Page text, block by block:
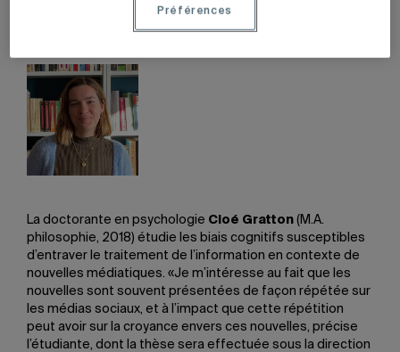
La doctorante en psychologie Cloé Gratton (M.A.
philosophie, 2018) étudie les biais cognitifs susceptibles
d’entraver le traitement de l’information en contexte de
nouvelles médiatiques. «Je m’intéresse au fait que les
nouvelles sont souvent présentées de façon répétée sur
les médias sociaux, et à l’impact que cette répétition
peut avoir sur la croyance envers ces nouvelles, précise
l’étudiante, dont la thèse sera effectuée sous la direction
Préférences